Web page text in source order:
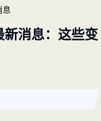
息
消息：这些变